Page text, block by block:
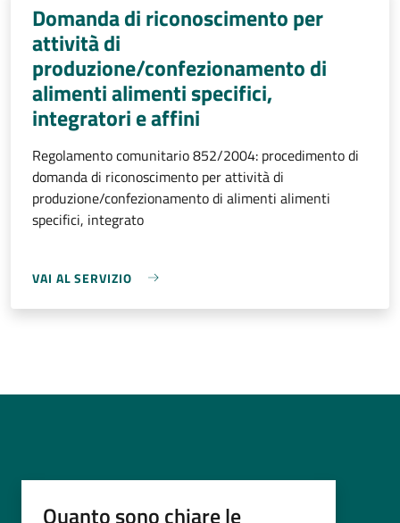
Domanda di riconoscimento per
attività di
produzione/confezionamento di
alimenti alimenti specifici,
integratori e affini
Regolamento comunitario 852/2004: procedimento di
domanda di riconoscimento per attività di
produzione/confezionamento di alimenti alimenti
specifici, integrato
VAI AL SERVIZIO
Quanto sono chiare le